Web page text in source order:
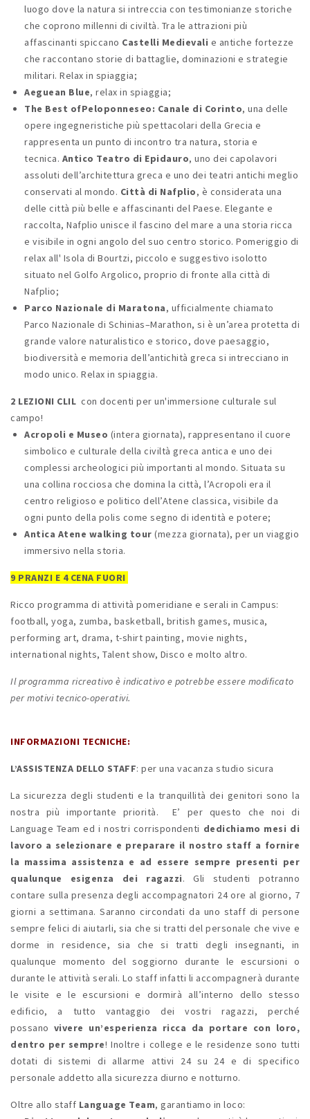
luogo dove la natura si intreccia con testimonianze storiche
che coprono millenni di civiltà. Tra le attrazioni più
affascinanti spiccano Castelli Medievali e antiche fortezze
che raccontano storie di battaglie, dominazioni e strategie
militari. Relax in spiaggia;
Aeguean Blue, relax in spiaggia;
The Best ofPeloponneseo: Canale di Corinto, una delle
opere ingegneristiche più spettacolari della Grecia e
rappresenta un punto di incontro tra natura, storia e
tecnica. Antico Teatro di Epidauro, uno dei capolavori
assoluti dell’architettura greca e uno dei teatri antichi meglio
conservati al mondo. Città di Nafplio, è considerata una
delle città più belle e affascinanti del Paese. Elegante e
raccolta, Nafplio unisce il fascino del mare a una storia ricca
e visibile in ogni angolo del suo centro storico. Pomeriggio di
relax all' Isola di Bourtzi, piccolo e suggestivo isolotto
situato nel Golfo Argolico, proprio di fronte alla città di
Nafplio;
Parco Nazionale di Maratona, ufficialmente chiamato
Parco Nazionale di Schinias–Marathon, si è un’area protetta di
grande valore naturalistico e storico, dove paesaggio,
biodiversità e memoria dell’antichità greca si intrecciano in
modo unico. Relax in spiaggia.
2 LEZIONI CLIL con docenti per un'immersione culturale sul
campo!
Acropoli e Museo (intera giornata), rappresentano il cuore
simbolico e culturale della civiltà greca antica e uno dei
complessi archeologici più importanti al mondo. Situata su
una collina rocciosa che domina la città, l’Acropoli era il
centro religioso e politico dell’Atene classica, visibile da
ogni punto della polis come segno di identità e potere;
Antica Atene walking tour (mezza giornata), per un viaggio
immersivo nella storia.
9 PRANZI E 4 CENA FUORI
Ricco programma di attività pomeridiane e serali in Campus:
football, yoga, zumba, basketball, british games, musica,
performing art, drama, t-shirt painting, movie nights,
international nights, Talent show, Disco e molto altro.
Il programma ricreativo è indicativo e potrebbe essere modificato
per motivi tecnico-operativi.
INFORMAZIONI TECNICHE:
L’ASSISTENZA DELLO STAFF: per una vacanza studio sicura
La sicurezza degli studenti e la tranquillità dei genitori sono la
nostra più importante priorità. E’ per questo che noi di
Language Team ed i nostri corrispondenti dedichiamo mesi di
lavoro a selezionare e preparare il nostro staff a fornire
la massima assistenza e ad essere sempre presenti per
qualunque esigenza dei ragazzi. Gli studenti potranno
contare sulla presenza degli accompagnatori 24 ore al giorno, 7
giorni a settimana. Saranno circondati da uno staff di persone
sempre felici di aiutarli, sia che si tratti del personale che vive e
dorme in residence, sia che si tratti degli insegnanti, in
qualunque momento del soggiorno durante le escursioni o
durante le attività serali. Lo staff infatti li accompagnerà durante
le visite e le escursioni e dormirà all’interno dello stesso
edificio, a tutto vantaggio dei vostri ragazzi, perché
possano vivere un’esperienza ricca da portare con loro,
dentro per sempre! Inoltre i college e le residenze sono tutti
dotati di sistemi di allarme attivi 24 su 24 e di specifico
personale addetto alla sicurezza diurno e notturno.
Oltre allo staff Language Team, garantiamo in loco: